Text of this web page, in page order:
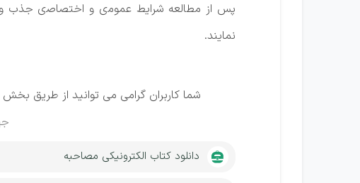
ﭘﺲ از ﻣﻄﺎﻟﻌﻪ ﺷﺮاﻳﻂ ﻋﻤﻮﻣی و اﺧﺘﺼﺎﺻی ﺟﺬب و
ﻧﻤﺎﻳﻨﺪ.
شما کاربران گرامی می توانید از طریق
دانلود کتاب الکترونیکی مصاحبه